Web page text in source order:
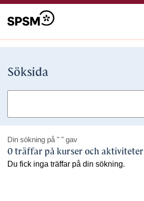
Söksida
Din sökning på " " gav
0 träffar på kurser och aktiviteter
Du fick inga träffar på din sökning.